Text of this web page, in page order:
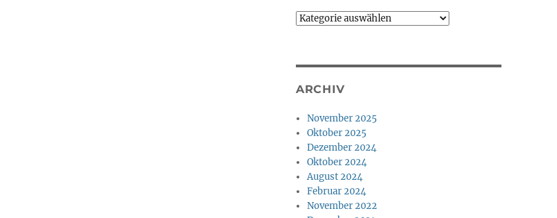
Kategorien
ARCHIV
November 2025
Oktober 2025
Dezember 2024
Oktober 2024
August 2024
Februar 2024
November 2022